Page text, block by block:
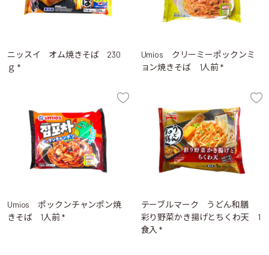
ニッスイ オム焼きそば 230
ｇ *
Umios クリーミーポックンミ
ョン焼きそば 1人前 *
Umios ポックンチャンポン焼
きそば 1人前 *
テーブルマーク うどん和膳
彩り野菜かき揚げとちくわ天 1
食入 *